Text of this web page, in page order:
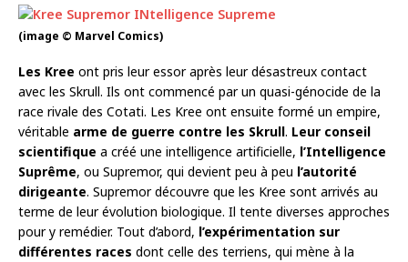
(image © Marvel Comics)
Les Kree ont pris leur essor après leur désastreux contact
avec les Skrull. Ils ont commencé par un quasi-génocide de la
race rivale des Cotati. Les Kree ont ensuite formé un empire,
véritable arme de guerre contre les Skrull. Leur conseil
scientifique a créé une intelligence artificielle, l’Intelligence
Suprême, ou Supremor, qui devient peu à peu l’autorité
dirigeante. Supremor découvre que les Kree sont arrivés au
terme de leur évolution biologique. Il tente diverses approches
pour y remédier. Tout d’abord, l’expérimentation sur
différentes races dont celle des terriens, qui mène à la